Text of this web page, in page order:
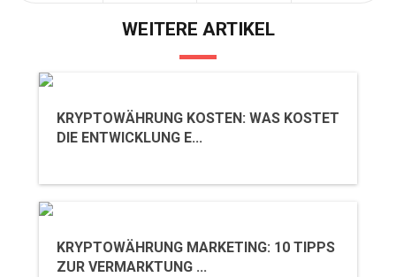
WEITERE ARTIKEL
KRYPTOWÄHRUNG KOSTEN: WAS KOSTET
DIE ENTWICKLUNG E...
KRYPTOWÄHRUNG MARKETING: 10 TIPPS
ZUR VERMARKTUNG ...